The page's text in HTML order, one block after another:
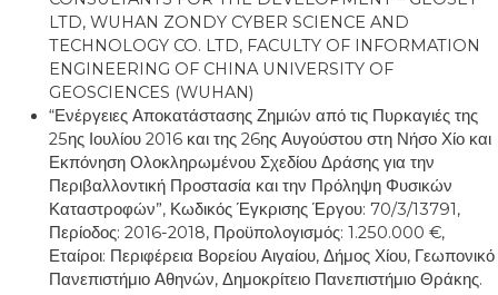
LTD, WUHAN ZONDY CYBER SCIENCE AND
TECHNOLOGY CO. LTD, FACULTY OF INFORMATION
ENGINEERING OF CHINA UNIVERSITY OF
GEOSCIENCES (WUHAN)
“Ενέργειες Αποκατάστασης Ζημιών από τις Πυρκαγιές της
25ης Ιουλίου 2016 και της 26ης Αυγούστου στη Νήσο Χίο και
Εκπόνηση Ολοκληρωμένου Σχεδίου Δράσης για την
Περιβαλλοντική Προστασία και την Πρόληψη Φυσικών
Καταστροφών”, Κωδικός Έγκρισης Έργου: 70/3/13791,
Περίοδος: 2016-2018, Προϋπολογισμός: 1.250.000 €,
Εταίροι: Περιφέρεια Βορείου Αιγαίου, Δήμος Χίου, Γεωπονικό
Πανεπιστήμιο Αθηνών, Δημοκρίτειο Πανεπιστήμιο Θράκης.